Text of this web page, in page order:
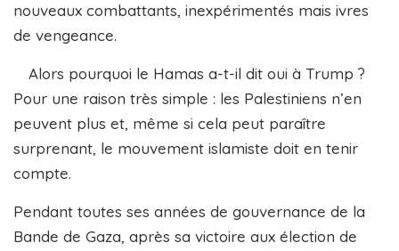
nouveaux combattants, inexpérimentés mais ivres
de vengeance.
Alors pourquoi le Hamas a-t-il dit oui à Trump ?
Pour une raison très simple : les Palestiniens n’en
peuvent plus et, même si cela peut paraître
surprenant, le mouvement islamiste doit en tenir
compte.
Pendant toutes ses années de gouvernance de la
Bande de Gaza, après sa victoire aux élection de